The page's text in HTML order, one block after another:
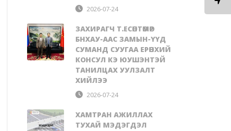
2026-07-24
ЗАХИРАГЧ Т.ЕСӨНТӨМӨР
БНХАУ-ААС ЗАМЫН-ҮҮД
СУМАНД СУУГАА ЕРӨНХИЙ
КОНСУЛ КЭ ЮУШЭНТЭЙ
ТАНИЛЦАХ УУЛЗАЛТ
ХИЙЛЭЭ
2026-07-24
ХАМТРАН АЖИЛЛАХ
ТУХАЙ МЭДЭГДЭЛ